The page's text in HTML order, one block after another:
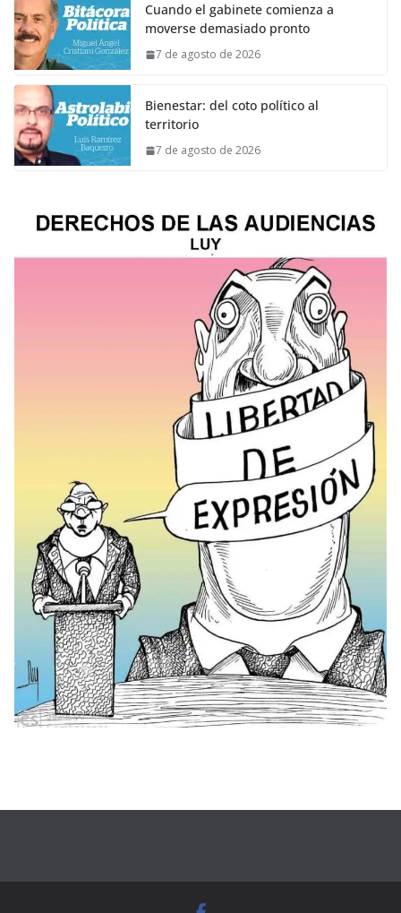
Cuando el gabinete comienza a
moverse demasiado pronto
7 de agosto de 2026
Bienestar: del coto político al
territorio
7 de agosto de 2026